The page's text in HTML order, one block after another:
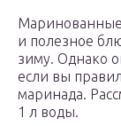
и полезное
зиму. Однако
если вы
маринада.
1 л воды.